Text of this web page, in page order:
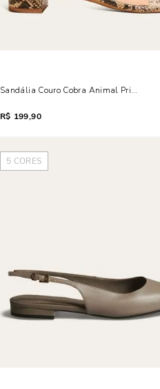
Sandália Couro Cobra Animal Print Metal
R$ 199,90
5 CORES